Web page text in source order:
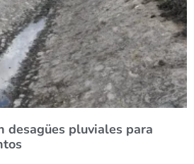
desagües pluviales para